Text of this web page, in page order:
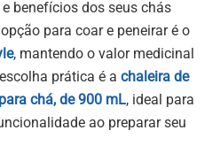
benefícios dos seus chás
para coar e peneirar é o
, mantendo o valor medicinal
prática é a chaleira de
chá, de 900 mL, ideal para
ao preparar seu